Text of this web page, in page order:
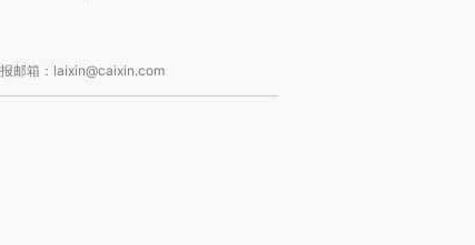
邮箱：laixin@caixin.com